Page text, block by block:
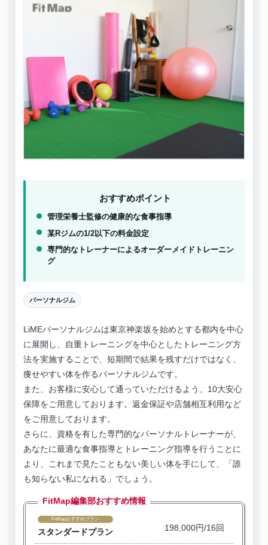
おすすめポイント
管理栄養士監修の健康的な食事指導
某Rジムの1/2以下の料金設定
専門的なトレーナーによるオーダーメイドトレーニン
グ
パーソナルジム
LiMEパーソナルジムは東京神楽坂を始めとする都内を中心
に展開し、自重トレーニングを中心としたトレーニング方
法を実施することで、短期間で結果を残すだけではなく、
痩せやすい体を作るパーソナルジムです。
また、お客様に安心して通っていただけるよう、10大安心
保障をご用意しております。返金保証や店舗相互利用など
をご用意しております。
さらに、資格を有した専門的なパーソナルトレーナーが、
あなたに最適な食事指導とトレーニング指導を行うことに
より、これまで見たこともない美しい体を手にして、「誰
も知らない私になれる」でしょう。
FitMap編集部おすすめ情報
FitMapおすすめプラン
スタンダードプラン 198,000円/16回